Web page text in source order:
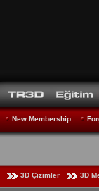
New Membership
3D Çizimler 3D